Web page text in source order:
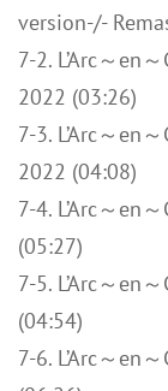
version-/-
7-2. L’Arc～en
2022 (03:26)
7-3. L’Arc～en
2022 (04:08)
7-4. L’Arc～en
(05:27)
7-5. L’Arc～en
(04:54)
7-6. L’Arc～en